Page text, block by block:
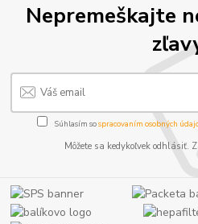
Nepremeškajte
Súhlasím sospracovaním osobných
Môžete sa kedykoľvek odhlásiť.